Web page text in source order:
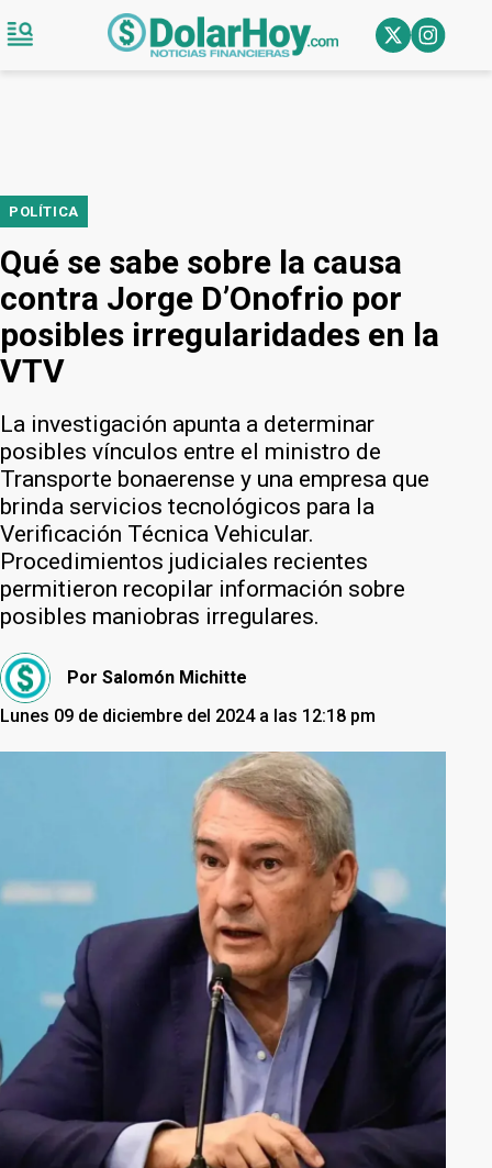
POLÍTICA
Qué se sabe sobre la causa
contra Jorge D’Onofrio por
posibles irregularidades en la
VTV
La investigación apunta a determinar
posibles vínculos entre el ministro de
Transporte bonaerense y una empresa que
brinda servicios tecnológicos para la
Verificación Técnica Vehicular.
Procedimientos judiciales recientes
permitieron recopilar información sobre
posibles maniobras irregulares.
Por Salomón Michitte
Lunes 09 de diciembre del 2024 a las 12:18 pm